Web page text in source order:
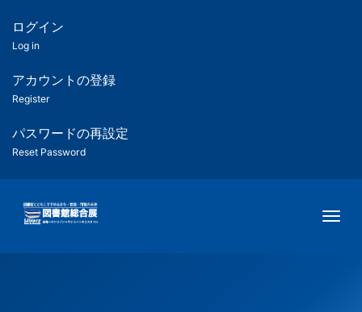
ツ
匿
名
ユ
ー
ー
用
メ
ログイン
Log in
アカウントの登録
Register
パスワードの再設定
Reset Password